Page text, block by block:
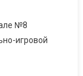
№8
игровой